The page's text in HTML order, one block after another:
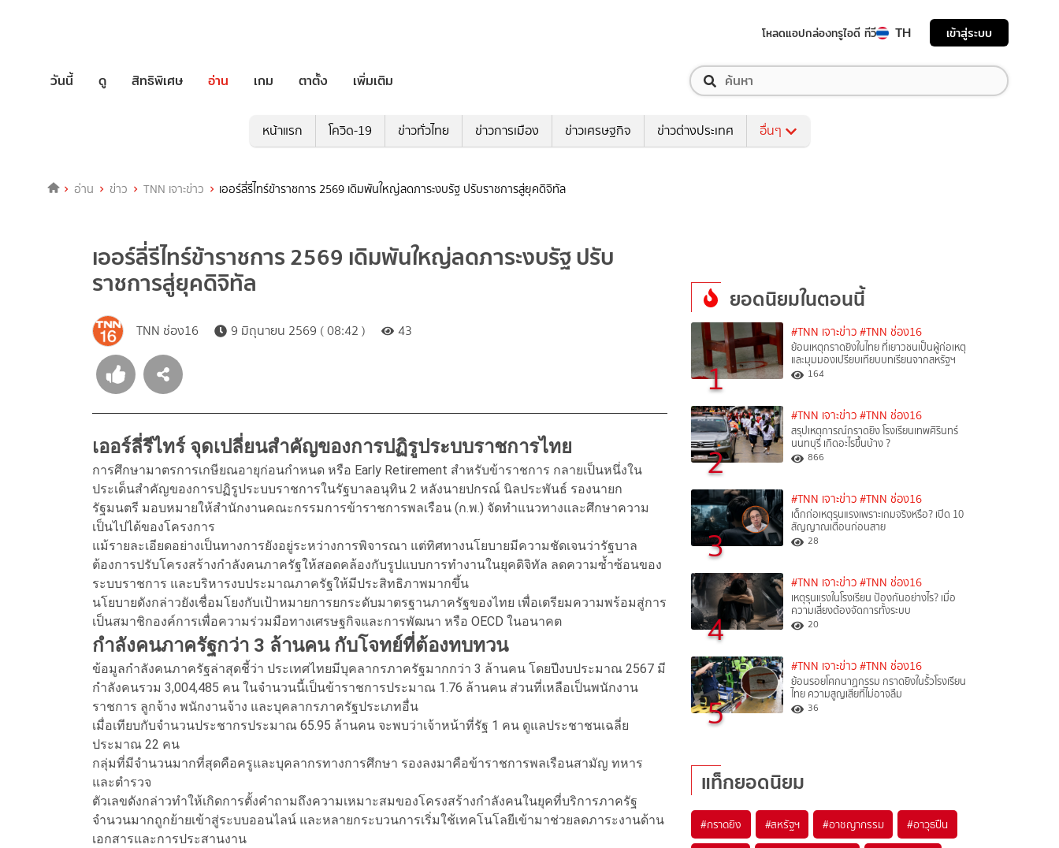
โหลดแอปกล่องทรูไอดี ทีวี TH เข้าสู่ระบบ
วันนี้ ดู สิทธิพิเศษ อ่าน เกม ตาตั้ง เพิ่มเติม
หน้าแรก โควิด-19 ข่าวทั่วไทย ข่าวการเมือง ข่าวเศรษฐกิจ ข่าวต่างประเทศ อื่นๆ
อ่าน ข่าว TNN เจาะข่าว เออร์ลี่รีไทร์ข้าราชการ 2569 เดิมพันใหญ่ลดภาระงบรัฐ ปรับราชการสู่ยุคดิจิทัล
เออร์ลี่รีไทร์ข้าราชการ 2569 เดิมพันใหญ่ลดภาระงบรัฐ ปรับ
ราชการสู่ยุคดิจิทัล
TNN ช่อง16 9 มิถุนายน 2569 ( 08:42 ) 43
เออร์ลี่รีไทร์ จุดเปลี่ยนสำคัญของการปฏิรูประบบราชการไทย
การศึกษามาตรการเกษียณอายุก่อนกำหนด หรือ Early Retirement สำหรับข้าราชการ กลายเป็นหนึ่งใน
ประเด็นสำคัญของการปฏิรูประบบราชการในรัฐบาลอนุทิน 2 หลังนายปกรณ์ นิลประพันธ์ รองนายก
รัฐมนตรี มอบหมายให้สำนักงานคณะกรรมการข้าราชการพลเรือน (ก.พ.) จัดทำแนวทางและศึกษาความ
เป็นไปได้ของโครงการ
แม้รายละเอียดอย่างเป็นทางการยังอยู่ระหว่างการพิจารณา แต่ทิศทางนโยบายมีความชัดเจนว่ารัฐบาล
ต้องการปรับโครงสร้างกำลังคนภาครัฐให้สอดคล้องกับรูปแบบการทำงานในยุคดิจิทัล ลดความซ้ำซ้อนของ
ระบบราชการ และบริหารงบประมาณภาครัฐให้มีประสิทธิภาพมากขึ้น
นโยบายดังกล่าวยังเชื่อมโยงกับเป้าหมายการยกระดับมาตรฐานภาครัฐของไทย เพื่อเตรียมความพร้อมสู่การ
เป็นสมาชิกองค์การเพื่อความร่วมมือทางเศรษฐกิจและการพัฒนา หรือ OECD ในอนาคต
กำลังคนภาครัฐกว่า 3 ล้านคน กับโจทย์ที่ต้องทบทวน
ข้อมูลกำลังคนภาครัฐล่าสุดชี้ว่า ประเทศไทยมีบุคลากรภาครัฐมากกว่า 3 ล้านคน โดยปีงบประมาณ 2567 มี
กำลังคนรวม 3,004,485 คน ในจำนวนนี้เป็นข้าราชการประมาณ 1.76 ล้านคน ส่วนที่เหลือเป็นพนักงาน
ราชการ ลูกจ้าง พนักงานจ้าง และบุคลากรภาครัฐประเภทอื่น
เมื่อเทียบกับจำนวนประชากรประมาณ 65.95 ล้านคน จะพบว่าเจ้าหน้าที่รัฐ 1 คน ดูแลประชาชนเฉลี่ย
ประมาณ 22 คน
กลุ่มที่มีจำนวนมากที่สุดคือครูและบุคลากรทางการศึกษา รองลงมาคือข้าราชการพลเรือนสามัญ ทหาร
และตำรวจ
ตัวเลขดังกล่าวทำให้เกิดการตั้งคำถามถึงความเหมาะสมของโครงสร้างกำลังคนในยุคที่บริการภาครัฐ
จำนวนมากถูกย้ายเข้าสู่ระบบออนไลน์ และหลายกระบวนการเริ่มใช้เทคโนโลยีเข้ามาช่วยลดภาระงานด้าน
เอกสารและการประสานงาน
ยอดนิยมในตอนนี้
1
#TNN เจาะข่าว #TNN ช่อง16
ย้อนเหตุกราดยิงในไทย ที่เยาวชนเป็นผู้ก่อเหตุ
และมุมมองเปรียบเทียบบทเรียนจากสหรัฐฯ
164
2
#TNN เจาะข่าว #TNN ช่อง16
สรุปเหตุการณ์กราดยิง โรงเรียนเทพศิรินทร์
นนทบุรี เกิดอะไรขึ้นบ้าง ?
866
3
#TNN เจาะข่าว #TNN ช่อง16
เด็กก่อเหตุรุนแรงเพราะเกมจริงหรือ? เปิด 10
สัญญาณเตือนก่อนสาย
28
4
#TNN เจาะข่าว #TNN ช่อง16
เหตุรุนแรงในโรงเรียน ป้องกันอย่างไร? เมื่อ
ความเสี่ยงต้องจัดการทั้งระบบ
20
5
#TNN เจาะข่าว #TNN ช่อง16
ย้อนรอยโศกนาฏกรรม กราดยิงในรั้วโรงเรียน
ไทย ความสูญเสียที่ไม่อาจลืม
36
แท็กยอดนิยม
#กราดยิง #สหรัฐฯ #อาชญากรรม #อาวุธปืน